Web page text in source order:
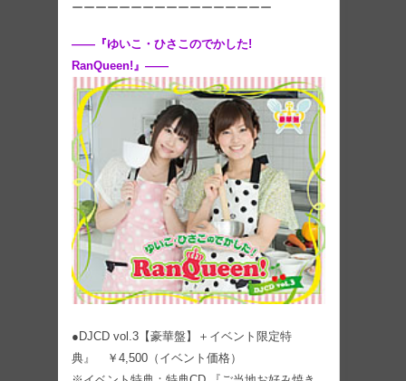
ーーーーーーーーーーーーーーーーー
――『ゆいこ・ひさこのでかした!
RanQueen!』――
●DJCD vol.3【豪華盤】＋イベント限定特
典』 ￥4,500（イベント価格）